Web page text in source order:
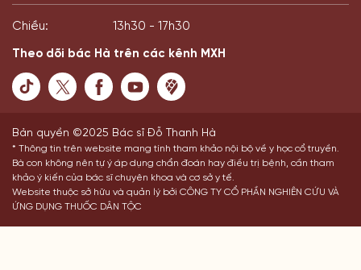
Chiều: 13h30 - 17h30
Theo dõi bác Hà trên các kênh MXH
Bản quyền ©2025 Bác sĩ Đỗ Thanh Hà
* Thông tin trên website mang tính tham khảo nội bộ về y học cổ truyền.
Bà con không nên tự ý áp dụng chẩn đoán hay điều trị bệnh, cần tham
khảo ý kiến của bác sĩ chuyên khoa và cơ sở y tế.
Website thuộc sở hữu và quản lý bởi CÔNG TY CỔ PHẦN NGHIÊN CỨU VÀ
ỨNG DỤNG THUỐC DÂN TỘC